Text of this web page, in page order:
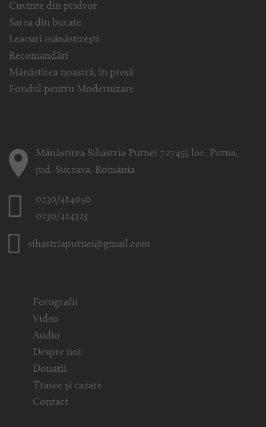
Cuvinte din pridvor
Sarea din bucate
Leacuri mănăstirești
Recomandări
Mănăstirea noastră, în presă
Fondul pentru Modernizare
Mănăstirea Sihăstria Putnei 727455 loc. Putna,
jud. Suceava, România
0230/414050
0230/414323
sihastriaputnei@gmail.com
Fotografii
Video
Audio
Despre noi
Donații
Trasee și cazare
Contact